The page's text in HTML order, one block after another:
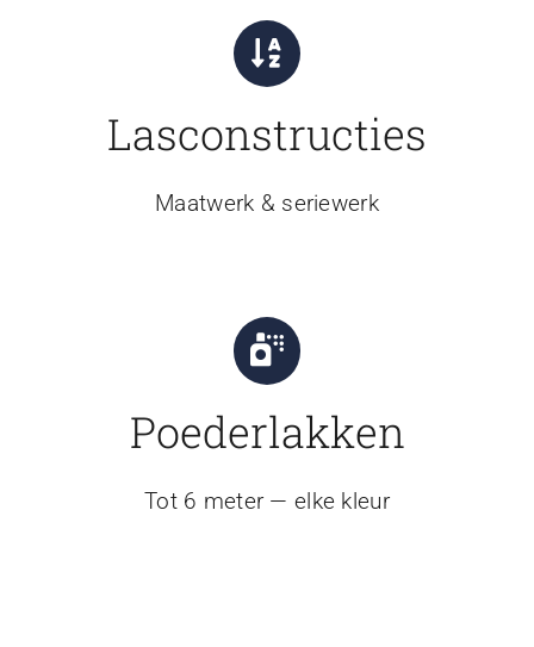
Lasconstructies
Maatwerk & seriewerk
Poederlakken
Tot 6 meter — elke kleur